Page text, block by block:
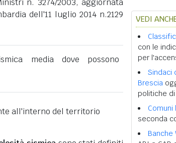
n. 3274/2003, aggiornata
dell'11 luglio 2014 n.2129
media dove possono
all'interno del territorio
VEDI
con le
per
Sindaci
Brescia
politiche
seconda
Banche